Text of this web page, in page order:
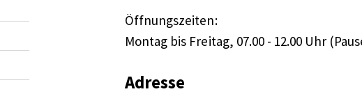
Öffnungszeiten:
Montag bis Freitag, 07.00 - 12.00 Uhr
Adresse